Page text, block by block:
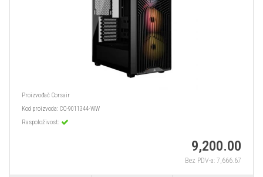
Proizvođač Corsair
Kod proizvoda: CC-9011344-WW
Raspoloživost:
9,200.00
Bez PDV-a: 7,666.67